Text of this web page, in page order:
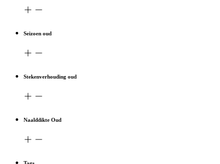
Seizoen oud
Stekenverhouding oud
Naalddikte Oud